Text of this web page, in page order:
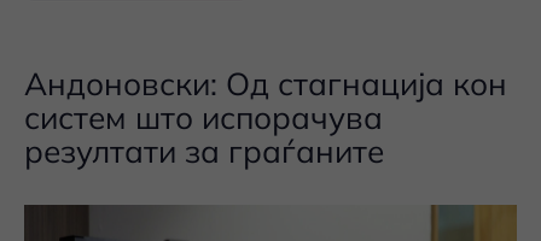
Андоновски: Од стагнација кон
систем што испорачува
резултати за граѓаните